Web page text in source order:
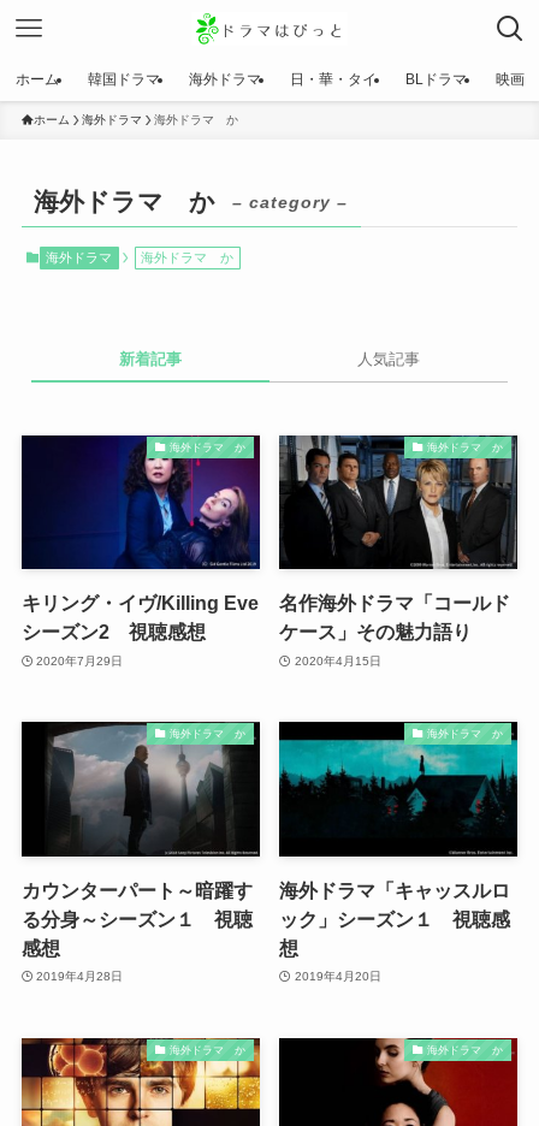
ホーム 韓国ドラマ 海外ドラマ 日・華・タイ BLドラマ 映画
ホーム 海外ドラマ 海外ドラマ か
海外ドラマ か – category –
海外ドラマ 海外ドラマ か
新着記事 人気記事
海外ドラマ か
キリング・イヴ/Killing Eve
シーズン2 視聴感想
2020年7月29日
海外ドラマ か
名作海外ドラマ「コールド
ケース」その魅力語り
2020年4月15日
海外ドラマ か
カウンターパート～暗躍す
る分身～シーズン１ 視聴
感想
2019年4月28日
海外ドラマ か
海外ドラマ「キャッスルロ
ック」シーズン１ 視聴感
想
2019年4月20日
海外ドラマ か 海外ドラマ か